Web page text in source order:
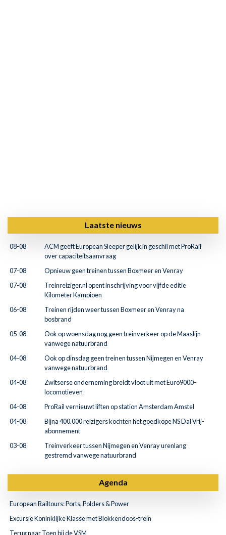
Laatste nieuws
08-08
ACM geeft European Sleeper gelijk in geschil met ProRail
over capaciteitsaanvraag
07-08
Opnieuw geen treinen tussen Boxmeer en Venray
07-08
Treinreiziger.nl opent inschrijving voor vijfde editie
Kilometer Kampioen
06-08
Treinen rijden weer tussen Boxmeer en Venray na
bosbrand
05-08
Ook op woensdag nog geen treinverkeer op de Maaslijn
vanwege natuurbrand
04-08
Ook op dinsdag geen treinen tussen Nijmegen en Venray
vanwege natuurbrand
04-08
Zwitserse onderneming breidt vloot uit met Euro9000-
locomotieven
04-08
ProRail vernieuwt liften op station Amsterdam Amstel
04-08
Bijna 400.000 reizigers kochten het goedkope NS Dal Vrij-
abonnement
03-08
Treinverkeer tussen Nijmegen en Venray urenlang
gestremd vanwege natuurbrand
Agenda
European Railtours: Ports, Polders & Power
Excursie Koninklijke Klasse met Blokkendoos-trein
Terug naar Toen bij de VSM